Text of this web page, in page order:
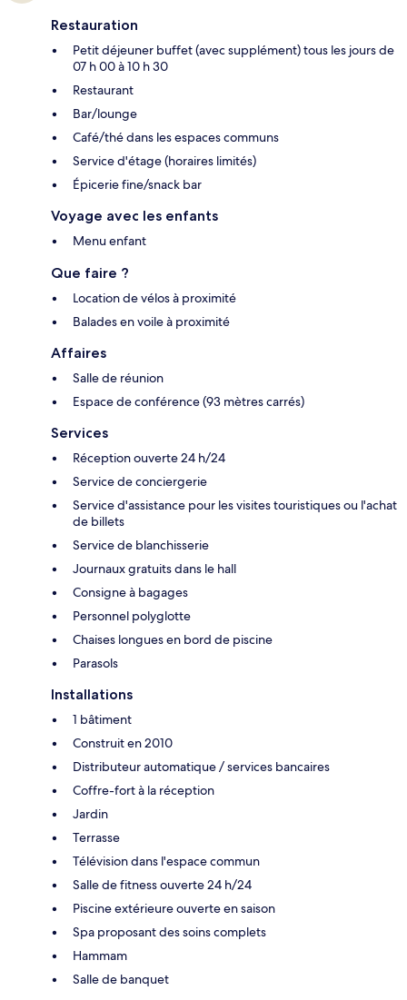
Restauration
Petit déjeuner buffet (avec supplément) tous les jours de
07 h 00 à 10 h 30
Restaurant
Bar/lounge
Café/thé dans les espaces communs
Service d'étage (horaires limités)
Épicerie fine/snack bar
Voyage avec les enfants
Menu enfant
Que faire ?
Location de vélos à proximité
Balades en voile à proximité
Affaires
Salle de réunion
Espace de conférence (93 mètres carrés)
Services
Réception ouverte 24 h/24
Service de conciergerie
Service d'assistance pour les visites touristiques ou l'achat
de billets
Service de blanchisserie
Journaux gratuits dans le hall
Consigne à bagages
Personnel polyglotte
Chaises longues en bord de piscine
Parasols
Installations
1 bâtiment
Construit en 2010
Distributeur automatique / services bancaires
Coffre-fort à la réception
Jardin
Terrasse
Télévision dans l'espace commun
Salle de fitness ouverte 24 h/24
Piscine extérieure ouverte en saison
Spa proposant des soins complets
Hammam
Salle de banquet